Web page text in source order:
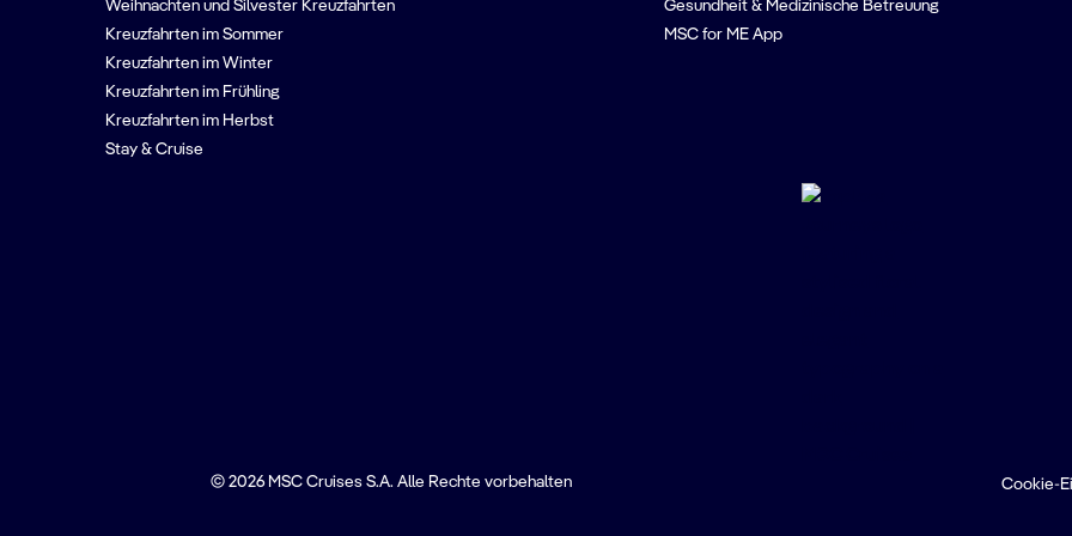
Weihnachten und Silvester Kreuzfahrten
Kreuzfahrten im Sommer
Kreuzfahrten im Winter
Kreuzfahrten im Frühling
Kreuzfahrten im Herbst
Stay & Cruise
Gesundheit & Medizinische Betreuung
MSC for ME App
© 2026 MSC Cruises S.A. Alle Rechte vorbehalten Cookie-